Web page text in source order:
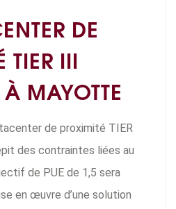
DE
TIER III
MAYOTTE
de proximité TIER
des contraintes liées au
de PUE de 1,5 sera
en œuvre d’une solution